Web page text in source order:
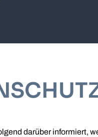
darüber informiert,